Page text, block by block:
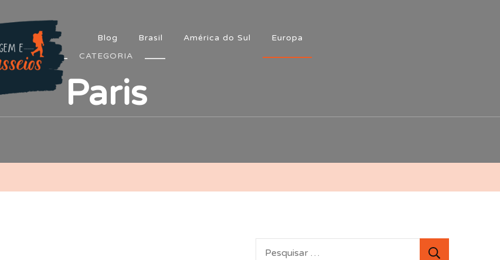
e Passeios
Blog Brasil América do Sul
Europa
CATEGORIA
Paris